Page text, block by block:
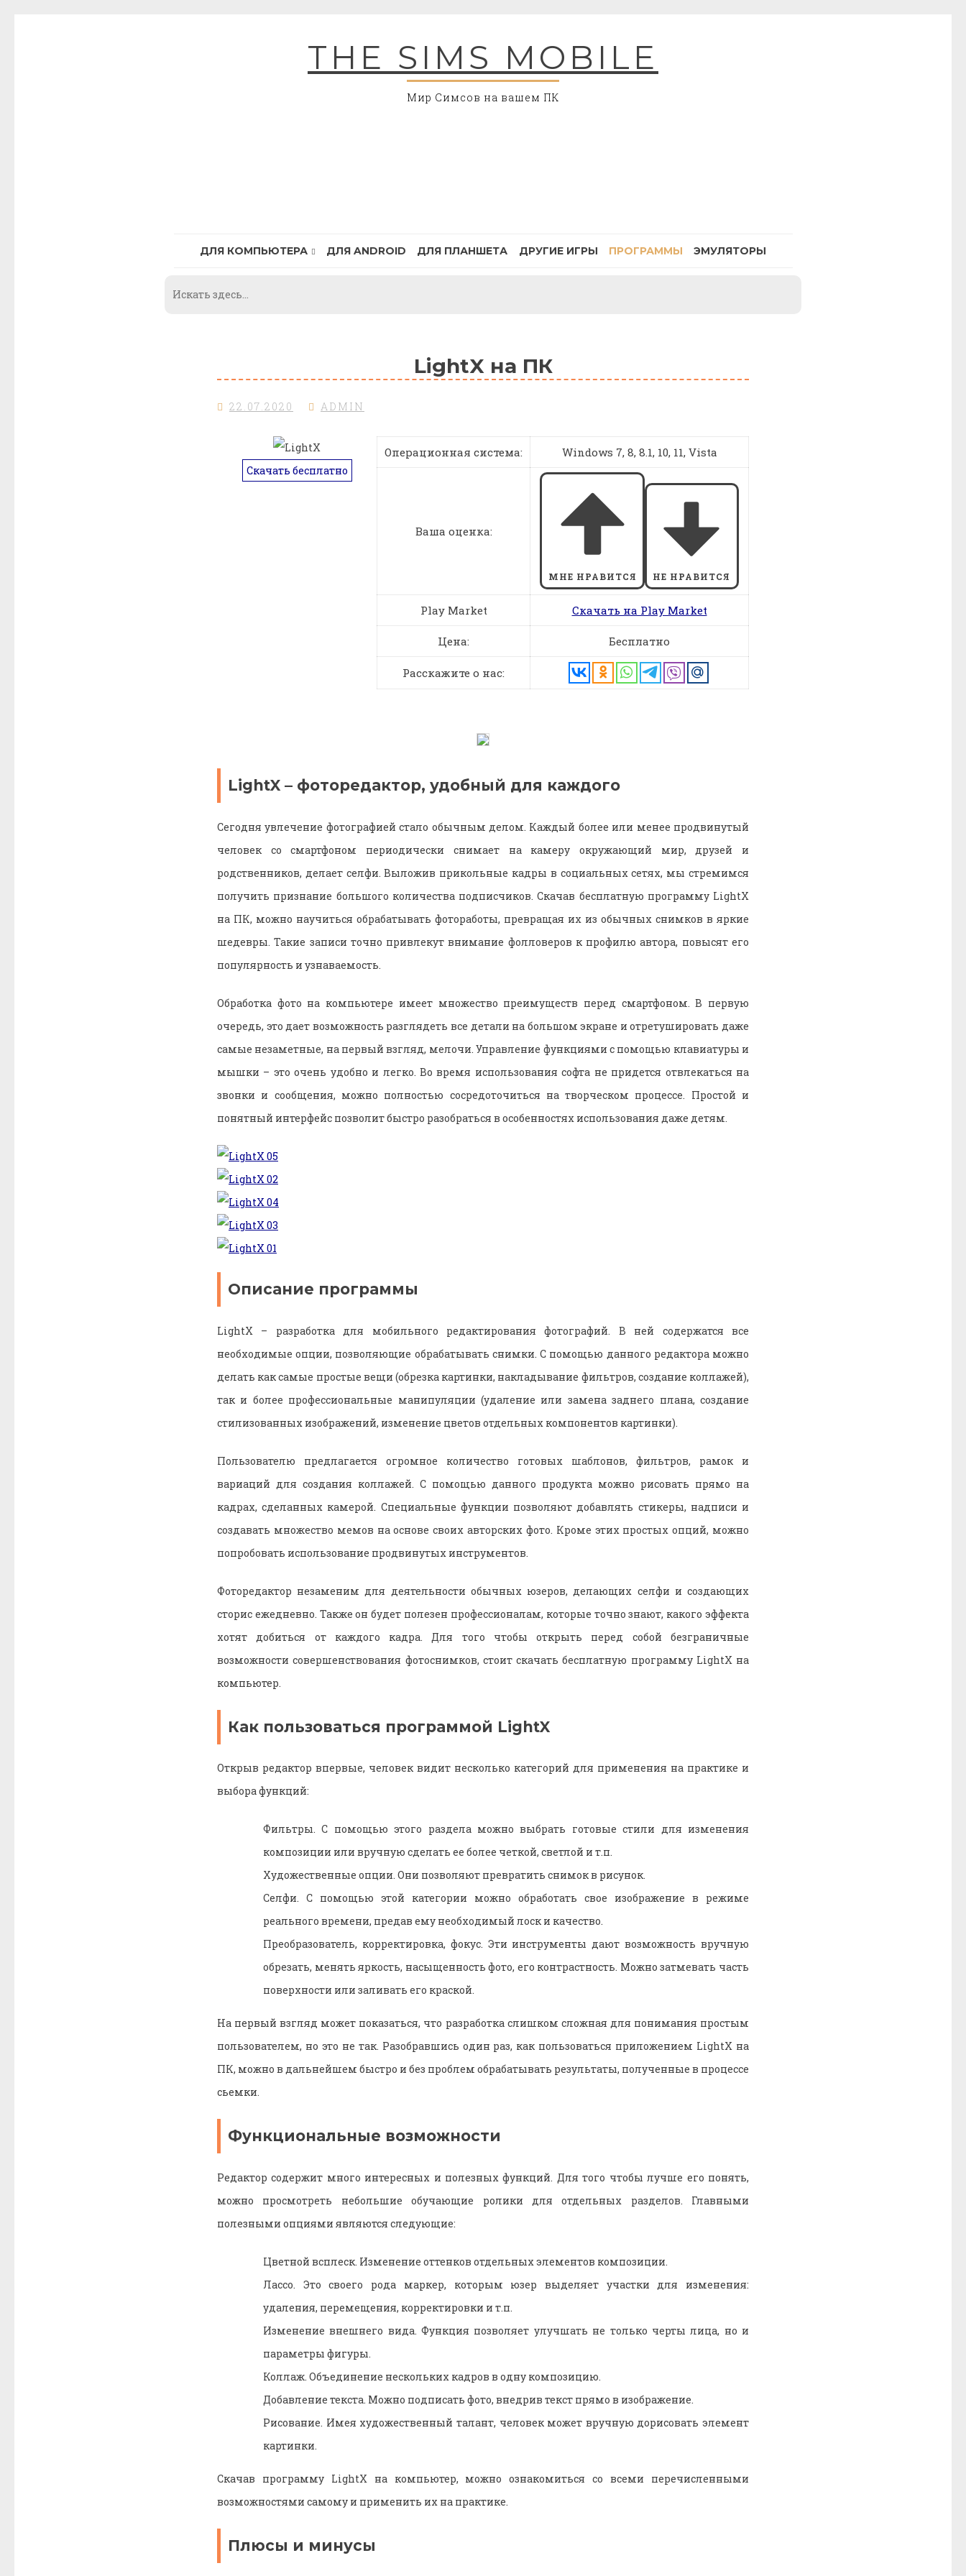
THE SIMS MOBILE
Мир Симсов на вашем ПК
ДЛЯ КОМПЬЮТЕРА ДЛЯ ANDROID ДЛЯ ПЛАНШЕТА ДРУГИЕ ИГРЫ ПРОГРАММЫ ЭМУЛЯТОРЫ
LightX на ПК
22.07.2020 ADMIN
Скачать бесплатно
Операционная система: Windows 7, 8, 8.1, 10, 11, Vista
Ваша оценка:
МНЕ НРАВИТСЯ НЕ НРАВИТСЯ
Play Market Скачать на Play Market
Цена: Бесплатно
Расскажите о нас:
LightX – фоторедактор, удобный для каждого
Сегодня увлечение фотографией стало обычным делом. Каждый более или менее продвинутый
человек со смартфоном периодически снимает на камеру окружающий мир, друзей и
родственников, делает селфи. Выложив прикольные кадры в социальных сетях, мы стремимся
получить признание большого количества подписчиков. Скачав бесплатную программу LightX
на ПК, можно научиться обрабатывать фотоработы, превращая их из обычных снимков в яркие
шедевры. Такие записи точно привлекут внимание фолловеров к профилю автора, повысят его
популярность и узнаваемость.
Обработка фото на компьютере имеет множество преимуществ перед смартфоном. В первую
очередь, это дает возможность разглядеть все детали на большом экране и отретушировать даже
самые незаметные, на первый взгляд, мелочи. Управление функциями с помощью клавиатуры и
мышки – это очень удобно и легко. Во время использования софта не придется отвлекаться на
звонки и сообщения, можно полностью сосредоточиться на творческом процессе. Простой и
понятный интерфейс позволит быстро разобраться в особенностях использования даже детям.
Описание программы
LightX – разработка для мобильного редактирования фотографий. В ней содержатся все
необходимые опции, позволяющие обрабатывать снимки. С помощью данного редактора можно
делать как самые простые вещи (обрезка картинки, накладывание фильтров, создание коллажей),
так и более профессиональные манипуляции (удаление или замена заднего плана, создание
стилизованных изображений, изменение цветов отдельных компонентов картинки).
Пользователю предлагается огромное количество готовых шаблонов, фильтров, рамок и
вариаций для создания коллажей. С помощью данного продукта можно рисовать прямо на
кадрах, сделанных камерой. Специальные функции позволяют добавлять стикеры, надписи и
создавать множество мемов на основе своих авторских фото. Кроме этих простых опций, можно
попробовать использование продвинутых инструментов.
Фоторедактор незаменим для деятельности обычных юзеров, делающих селфи и создающих
сторис ежедневно. Также он будет полезен профессионалам, которые точно знают, какого эффекта
хотят добиться от каждого кадра. Для того чтобы открыть перед собой безграничные
возможности совершенствования фотоснимков, стоит скачать бесплатную программу LightX на
компьютер.
Как пользоваться программой LightX
Открыв редактор впервые, человек видит несколько категорий для применения на практике и
выбора функций:
Фильтры. С помощью этого раздела можно выбрать готовые стили для изменения
композиции или вручную сделать ее более четкой, светлой и т.п.
Художественные опции. Они позволяют превратить снимок в рисунок.
Селфи. С помощью этой категории можно обработать свое изображение в режиме
реального времени, предав ему необходимый лоск и качество.
Преобразователь, корректировка, фокус. Эти инструменты дают возможность вручную
обрезать, менять яркость, насыщенность фото, его контрастность. Можно затмевать часть
поверхности или заливать его краской.
На первый взгляд может показаться, что разработка слишком сложная для понимания простым
пользователем, но это не так. Разобравшись один раз, как пользоваться приложением LightX на
ПК, можно в дальнейшем быстро и без проблем обрабатывать результаты, полученные в процессе
сьемки.
Функциональные возможности
Редактор содержит много интересных и полезных функций. Для того чтобы лучше его понять,
можно просмотреть небольшие обучающие ролики для отдельных разделов. Главными
полезными опциями являются следующие:
Цветной всплеск. Изменение оттенков отдельных элементов композиции.
Лассо. Это своего рода маркер, которым юзер выделяет участки для изменения:
удаления, перемещения, корректировки и т.п.
Изменение внешнего вида. Функция позволяет улучшать не только черты лица, но и
параметры фигуры.
Коллаж. Объединение нескольких кадров в одну композицию.
Добавление текста. Можно подписать фото, внедрив текст прямо в изображение.
Рисование. Имея художественный талант, человек может вручную дорисовать элемент
картинки.
Скачав программу LightX на компьютер, можно ознакомиться со всеми перечисленными
возможностями самому и применить их на практике.
Плюсы и минусы